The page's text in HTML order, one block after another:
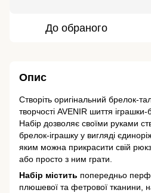
До обраного
Опис
Створіть оригінальний брелок-
творчості AVENIR шиття
Набір дозволяє своїми руками
брелок-іграшку у вигляді
яким можна прикрасити свій
або просто з ним грати.
Набір містить попередньо
плюшевої та фетрової тканини,